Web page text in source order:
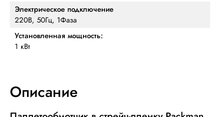
Электрическое подключение
220В, 50Гц, 1Фаза
Установленная мощность:
1 кВт
Описание